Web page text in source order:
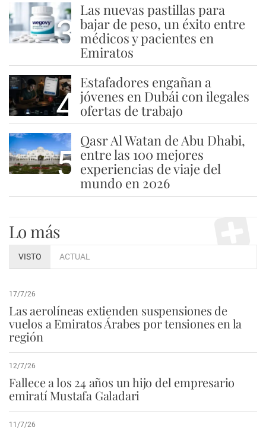
3
Las nuevas pastillas para
bajar de peso, un éxito entre
médicos y pacientes en
Emiratos
4
Estafadores engañan a
jóvenes en Dubái con ilegales
ofertas de trabajo
5
Qasr Al Watan de Abu Dhabi,
entre las 100 mejores
experiencias de viaje del
mundo en 2026
Lo más
VISTO ACTUAL
17/7/26
Las aerolíneas extienden suspensiones de
vuelos a Emiratos Árabes por tensiones en la
región
12/7/26
Fallece a los 24 años un hijo del empresario
emiratí Mustafa Galadari
11/7/26